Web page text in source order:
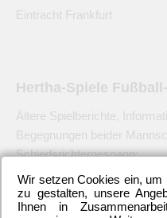
Hertha-Spiele
Ältere Spielberichte,
Begegnungen beider
Schiedsrichtergespann:
28. September 2015 –
– Hertha BSC – 1:1
Wir setzen Cookies ein, um
zu gestalten, unsere
Ihnen in